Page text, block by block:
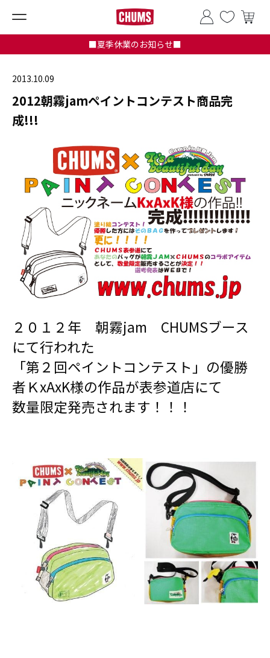
■夏季休業のお知らせ■
2013.10.09
2012朝霧jamペイントコンテスト商品完
成!!!
２０１２年 朝霧jam CHUMSブース
にて行われた
「第２回ペイントコンテスト」の優勝
者ＫxAxK様の作品が表参道店にて
数量限定発売されます！！！